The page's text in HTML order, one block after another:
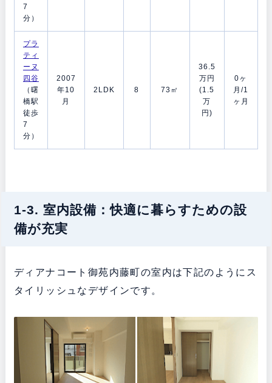
7
分）
プラ
ティ
ーヌ
四谷
（曙
橋駅
徒歩
7
分）
2007
年10
月
2LDK 8 73㎡
36.5
万円
(1.5
万
円)
0ヶ
月/1
ヶ月
1-3. 室内設備：快適に暮らすための設
備が充実
ディアナコート御苑内藤町の室内は下記のようにス
タイリッシュなデザインです。